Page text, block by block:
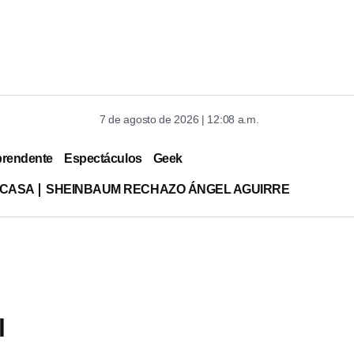
7 de agosto de 2026 | 12:08 a.m.
Espectáculos Geek
SHEINBAUM RECHAZO ÁNGEL AGUIRRE